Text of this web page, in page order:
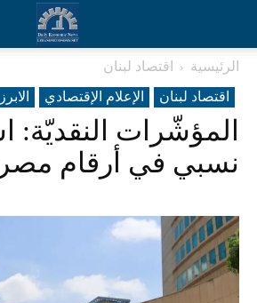
الرئيسية
اقتصاد لبنان
اقتصاد لبنان
الإعلام الإقتصادي الابرز
المؤشّرات النقديّة:
نسبي في أرقام